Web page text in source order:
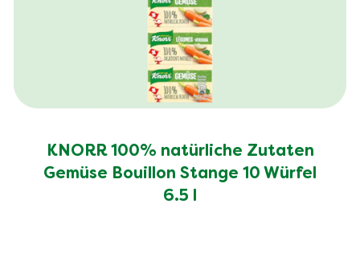
KNORR 100% natürliche Zutaten
Gemüse Bouillon Stange 10 Würfel
6.5 l